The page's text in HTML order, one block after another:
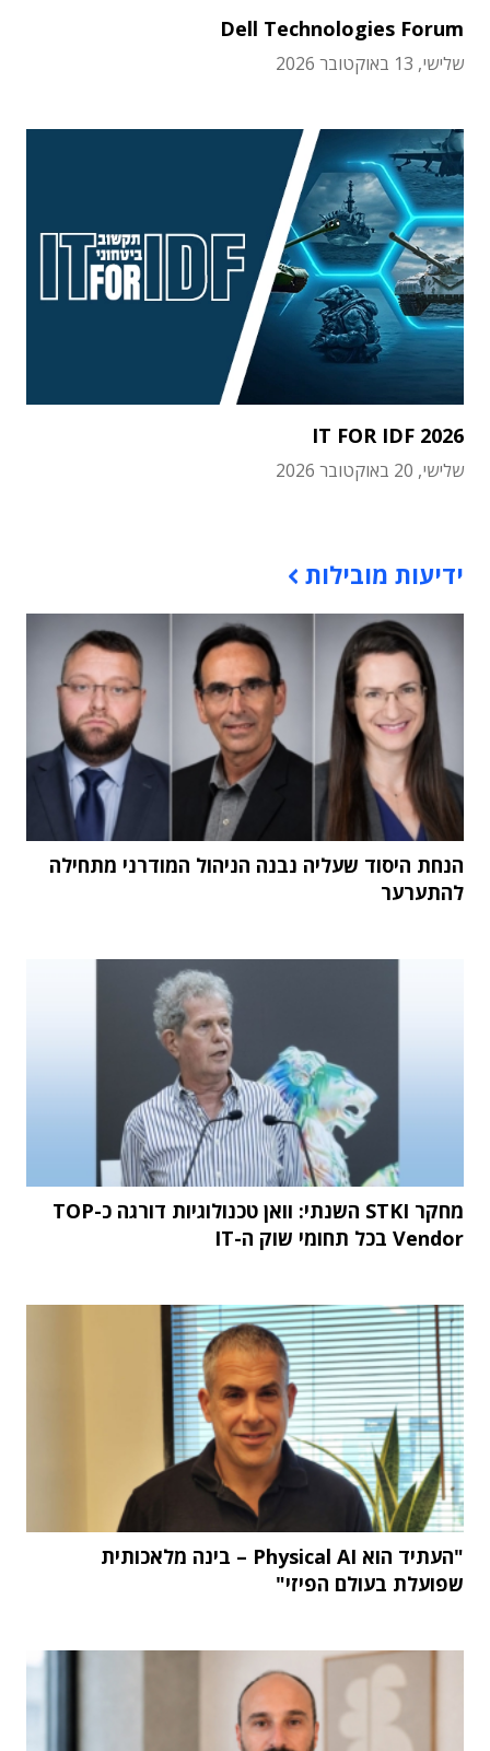
Dell Technologies Forum
שלישי, 13 באוקטובר 2026
IT FOR IDF 2026
שלישי, 20 באוקטובר 2026
ידיעות מובילות
הנחת היסוד שעליה נבנה הניהול המודרני מתחילה
להתערער
מחקר STKI השנתי: וואן טכנולוגיות דורגה כ-TOP
Vendor בכל תחומי שוק ה-IT
"העתיד הוא Physical AI – בינה מלאכותית
שפועלת בעולם הפיזי"